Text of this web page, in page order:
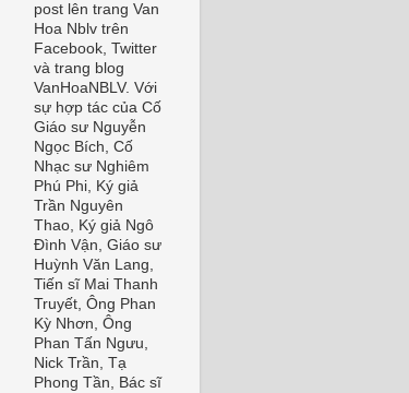
post lên trang Van
Hoa Nblv trên
Facebook, Twitter
và trang blog
VanHoaNBLV. Với
sự hợp tác của Cố
Giáo sư Nguyễn
Ngọc Bích, Cố
Nhạc sư Nghiêm
Phú Phi, Ký giả
Trần Nguyên
Thao, Ký giả Ngô
Đình Vận, Giáo sư
Huỳnh Văn Lang,
Tiến sĩ Mai Thanh
Truyết, Ông Phan
Kỳ Nhơn, Ông
Phan Tấn Ngưu,
Nick Trần, Tạ
Phong Tần, Bác sĩ